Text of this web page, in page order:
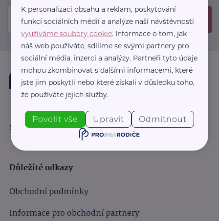
Odeslat
Sledujte nás:
Důležité odkazy
Obchodní podmínky
Informace pro obchodní partnery
K personalizaci obsahu a reklam, poskytování
funkcí sociálních médií a analýze naší návštěvnosti
využíváme soubory cookie. Informace o tom, jak
náš web používáte, sdílíme se svými partnery pro
sociální média, inzerci a analýzy. Partneři tyto údaje
mohou zkombinovat s dalšími informacemi, které
jste jim poskytli nebo které získali v důsledku toho,
že používáte jejich služby.
Povolit vše Upravit Odmítnout